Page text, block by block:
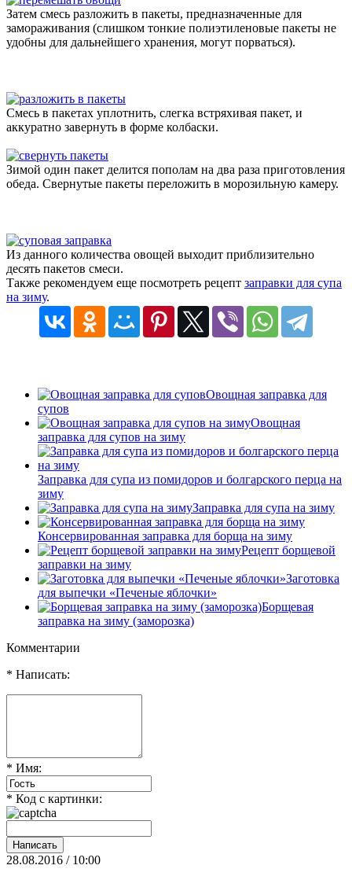
Затем смесь разложить в пакеты, предназначенные для
замораживания (слишком тонкие полиэтиленовые пакеты не
удобны для дальнейшего хранения, могут порваться).
Смесь в пакетах уплотнить, слегка встряхивая пакет, и
аккуратно завернуть в форме колбаски.
Зимой один пакет делится пополам на два раза приготовления
обеда. Свернутые пакеты переложить в морозильную камеру.
Из данного количества овощей выходит приблизительно
десять пакетов смеси.
Также рекомендуем еще посмотреть рецепт заправки для супа
на зиму.
Овощная заправка для
супов
Овощная
заправка для супов на зиму
Заправка для супа из помидоров и болгарского перца на
зиму
Заправка для супа на зиму
Консервированная заправка для борща на зиму
Рецепт борщевой
заправки на зиму
Заготовка
для выпечки «Печеные яблочки»
Борщевая
заправка на зиму (заморозка)
Комментарии
* Написать:
* Имя:
* Код с картинки:
28.08.2016 / 10:00